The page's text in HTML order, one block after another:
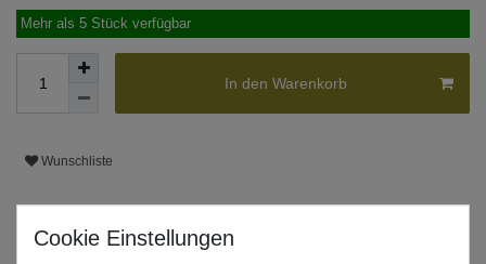
Mehr als 5 Stück verfügbar
In den Warenkorb
Wunschliste